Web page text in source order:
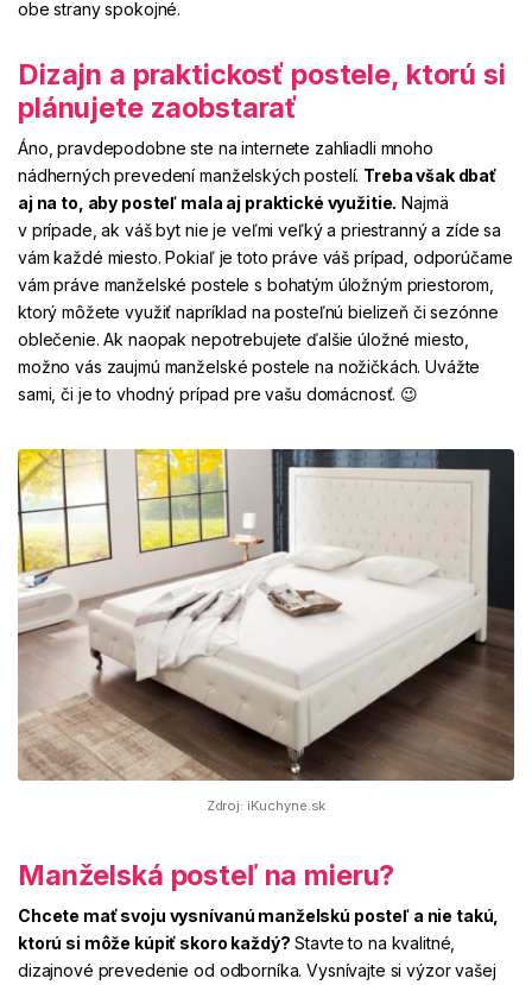
obe strany spokojné.
Dizajn a praktickosť postele, ktorú si
plánujete zaobstarať
Áno, pravdepodobne ste na internete zahliadli mnoho
nádherných prevedení manželských postelí. Treba však dbať
aj na to, aby posteľ mala aj praktické využitie. Najmä
v prípade, ak váš byt nie je veľmi veľký a priestranný a zíde sa
vám každé miesto. Pokiaľ je toto práve váš prípad, odporúčame
vám práve manželské postele s bohatým úložným priestorom,
ktorý môžete využiť napríklad na posteľnú bielizeň či sezónne
oblečenie. Ak naopak nepotrebujete ďalšie úložné miesto,
možno vás zaujmú manželské postele na nožičkách. Uvážte
sami, či je to vhodný prípad pre vašu domácnosť. 😉
Zdroj: iKuchyne.sk
Manželská posteľ na mieru?
Chcete mať svoju vysnívanú manželskú posteľ a nie takú,
ktorú si môže kúpiť skoro každý? Stavte to na kvalitné,
dizajnové prevedenie od odborníka. Vysnívajte si výzor vašej